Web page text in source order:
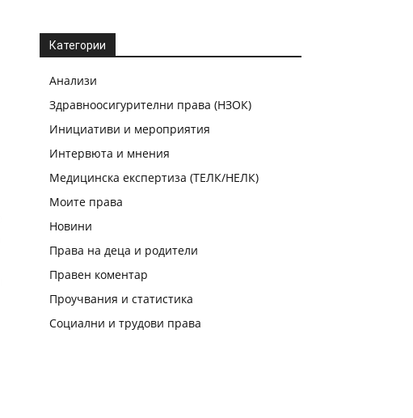
Категории
Анализи
Здравноосигурителни права (НЗОК)
Инициативи и мероприятия
Интервюта и мнения
Медицинска експертиза (ТЕЛК/НЕЛК)
Моите права
Новини
Права на деца и родители
Правен коментар
Проучвания и статистика
Социални и трудови права